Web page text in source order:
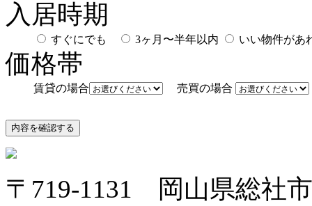
入居時期
すぐにでも 3ヶ月〜半年以内 いい物件が
価格帯
賃貸の場合 売買の場合
〒719-1131 岡山県総社